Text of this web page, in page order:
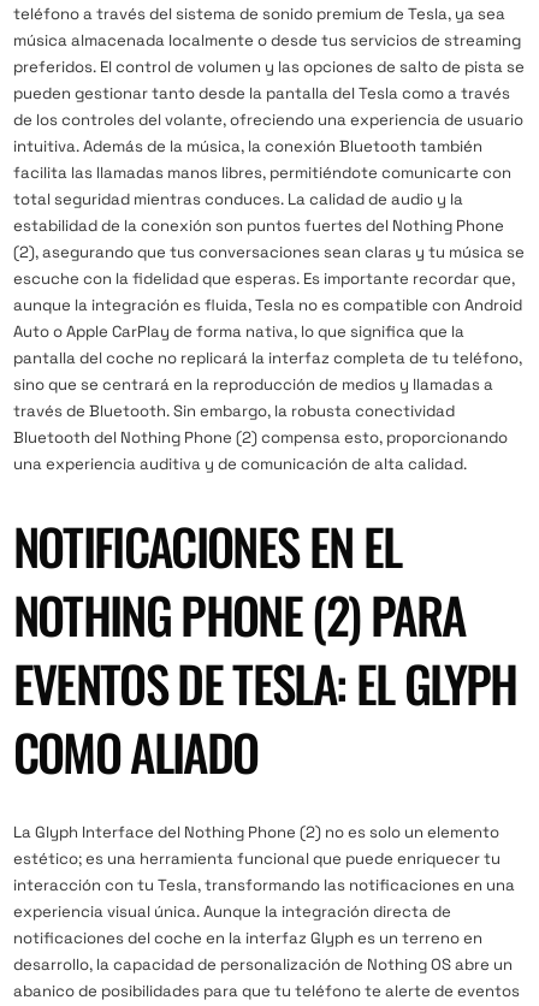
teléfono a través del sistema de sonido premium de Tesla, ya sea
música almacenada localmente o desde tus servicios de streaming
preferidos. El control de volumen y las opciones de salto de pista se
pueden gestionar tanto desde la pantalla del Tesla como a través
de los controles del volante, ofreciendo una experiencia de usuario
intuitiva. Además de la música, la conexión Bluetooth también
facilita las llamadas manos libres, permitiéndote comunicarte con
total seguridad mientras conduces. La calidad de audio y la
estabilidad de la conexión son puntos fuertes del Nothing Phone
(2), asegurando que tus conversaciones sean claras y tu música se
escuche con la fidelidad que esperas. Es importante recordar que,
aunque la integración es fluida, Tesla no es compatible con Android
Auto o Apple CarPlay de forma nativa, lo que significa que la
pantalla del coche no replicará la interfaz completa de tu teléfono,
sino que se centrará en la reproducción de medios y llamadas a
través de Bluetooth. Sin embargo, la robusta conectividad
Bluetooth del Nothing Phone (2) compensa esto, proporcionando
una experiencia auditiva y de comunicación de alta calidad.
NOTIFICACIONES EN EL
NOTHING PHONE (2) PARA
EVENTOS DE TESLA: EL GLYPH
COMO ALIADO
La Glyph Interface del Nothing Phone (2) no es solo un elemento
estético; es una herramienta funcional que puede enriquecer tu
interacción con tu Tesla, transformando las notificaciones en una
experiencia visual única. Aunque la integración directa de
notificaciones del coche en la interfaz Glyph es un terreno en
desarrollo, la capacidad de personalización de Nothing OS abre un
abanico de posibilidades para que tu teléfono te alerte de eventos